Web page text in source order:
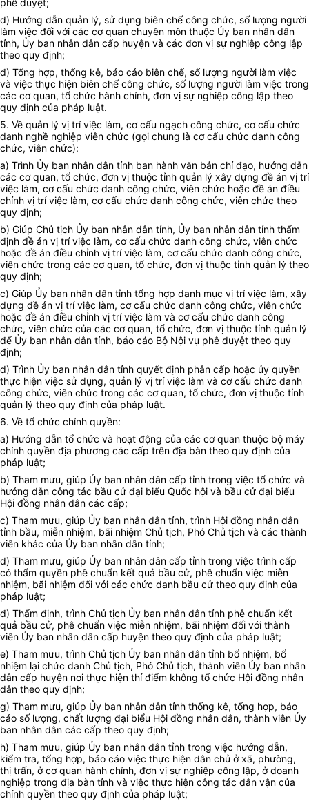
phê duyệt;
d) Hướng dẫn quản lý, sử dụng biên chế công chức, số lượng người
làm việc đối với các cơ quan chuyên môn thuộc Ủy ban nhân dân
tỉnh, Ủy ban nhân dân cấp huyện và các đơn vị sự nghiệp công lập
theo quy định;
đ) Tổng hợp, thống kê, báo cáo biên chế, số lượng người làm việc
và việc thực hiện biên chế công chức, số lượng người làm việc trong
các cơ quan, tổ chức hành chính, đơn vị sự nghiệp công lập theo
quy định của pháp luật.
5. Về quản lý vị trí việc làm, cơ cấu ngạch công chức, cơ cấu chức
danh nghề nghiệp viên chức (gọi chung là cơ cấu chức danh công
chức, viên chức):
a) Trình Ủy ban nhân dân tỉnh ban hành văn bản chỉ đạo, hướng dẫn
các cơ quan, tổ chức, đơn vị thuộc tỉnh quản lý xây dựng đề án vị trí
việc làm, cơ cấu chức danh công chức, viên chức hoặc đề án điều
chỉnh vị trí việc làm, cơ cấu chức danh công chức, viên chức theo
quy định;
b) Giúp Chủ tịch Ủy ban nhân dân tỉnh, Ủy ban nhân dân tỉnh thẩm
định đề án vị trí việc làm, cơ cấu chức danh công chức, viên chức
hoặc đề án điều chỉnh vị trí việc làm, cơ cấu chức danh công chức,
viên chức trong các cơ quan, tổ chức, đơn vị thuộc tỉnh quản lý theo
quy định;
c) Giúp Ủy ban nhân dân tỉnh tổng hợp danh mục vị trí việc làm, xây
dựng đề án vị trí việc làm, cơ cấu chức danh công chức, viên chức
hoặc đề án điều chỉnh vị trí việc làm và cơ cấu chức danh công
chức, viên chức của các cơ quan, tổ chức, đơn vị thuộc tỉnh quản lý
để Ủy ban nhân dân tỉnh, báo cáo Bộ Nội vụ phê duyệt theo quy
định;
d) Trình Ủy ban nhân dân tỉnh quyết định phân cấp hoặc ủy quyền
thực hiện việc sử dụng, quản lý vị trí việc làm và cơ cấu chức danh
công chức, viên chức trong các cơ quan, tổ chức, đơn vị thuộc tỉnh
quản lý theo quy định của pháp luật.
6. Về tổ chức chính quyền:
a) Hướng dẫn tổ chức và hoạt động của các cơ quan thuộc bộ máy
chính quyền địa phương các cấp trên địa bàn theo quy định của
pháp luật;
b) Tham mưu, giúp Ủy ban nhân dân cấp tỉnh trong việc tổ chức và
hướng dẫn công tác bầu cử đại biểu Quốc hội và bầu cử đại biểu
Hội đồng nhân dân các cấp;
c) Tham mưu, giúp Ủy ban nhân dân tỉnh, trình Hội đồng nhân dân
tỉnh bầu, miễn nhiệm, bãi nhiệm Chủ tịch, Phó Chủ tịch và các thành
viên khác của Ủy ban nhân dân tỉnh;
d) Tham mưu, giúp Ủy ban nhân dân cấp tỉnh trong việc trình cấp
có thẩm quyền phê chuẩn kết quả bầu cử, phê chuẩn việc miễn
nhiệm, bãi nhiệm đối với các chức danh bầu cử theo quy định của
pháp luật;
đ) Thẩm định, trình Chủ tịch Ủy ban nhân dân tỉnh phê chuẩn kết
quả bầu cử, phê chuẩn việc miễn nhiệm, bãi nhiệm đối với thành
viên Ủy ban nhân dân cấp huyện theo quy định của pháp luật;
e) Tham mưu, trình Chủ tịch Ủy ban nhân dân tỉnh bổ nhiệm, bổ
nhiệm lại chức danh Chủ tịch, Phó Chủ tịch, thành viên Ủy ban nhân
dân cấp huyện nơi thực hiện thí điểm không tổ chức Hội đồng nhân
dân theo quy định;
g) Tham mưu, giúp Ủy ban nhân dân tỉnh thống kê, tổng hợp, báo
cáo số lượng, chất lượng đại biểu Hội đồng nhân dân, thành viên Ủy
ban nhân dân các cấp theo quy định;
h) Tham mưu, giúp Ủy ban nhân dân tỉnh trong việc hướng dẫn,
kiểm tra, tổng hợp, báo cáo việc thực hiện dân chủ ở xã, phường,
thị trấn, ở cơ quan hành chính, đơn vị sự nghiệp công lập, ở doanh
nghiệp trong địa bàn tỉnh và việc thực hiện công tác dân vận của
chính quyền theo quy định của pháp luật;